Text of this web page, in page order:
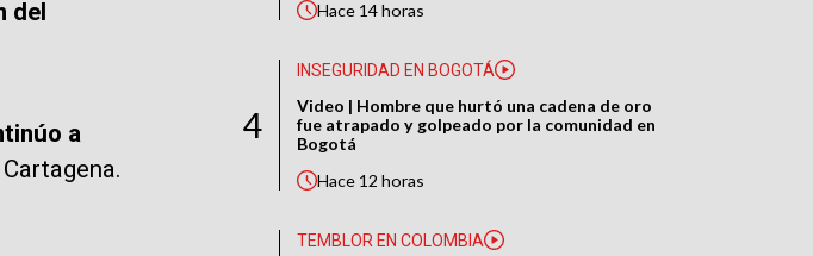
del
a
Hace 14 horas
4
INSEGURIDAD EN BOGOTÁ
Video | Hombre que hurtó una cadena de oro
fue atrapado y golpeado por la comunidad en
Bogotá
Hace 12 horas
TEMBLOR EN COLOMBIA